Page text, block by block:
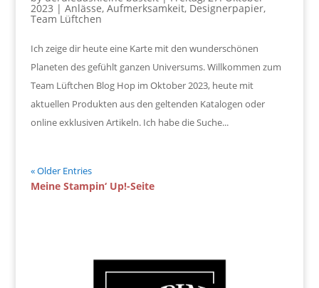
2023 | Anlässe, Aufmerksamkeit, Designerpapier,
Team Lüftchen
Ich zeige dir heute eine Karte mit den wunderschönen
Planeten des gefühlt ganzen Universums. Willkommen zum
Team Lüftchen Blog Hop im Oktober 2023, heute mit
aktuellen Produkten aus den geltenden Katalogen oder
online exklusiven Artikeln. Ich habe die Suche...
« Older Entries
Meine Stampin‘ Up!-Seite